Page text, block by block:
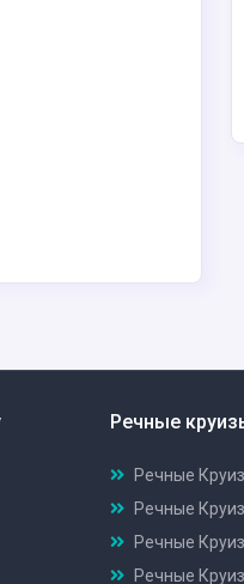
Речные
Речные
Речные
Речные
Речные